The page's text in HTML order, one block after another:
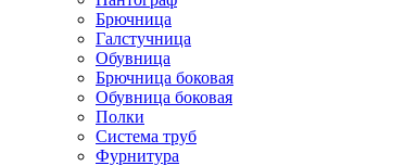
Брючница
Галстучница
Обувница
Брючница боковая
Обувница боковая
Полки
Система труб
Фурнитура